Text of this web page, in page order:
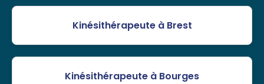
Kinésithérapeute à Brest
Kinésithérapeute à Bourges